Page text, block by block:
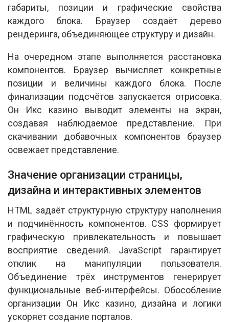
габариты, позиции и графические свойства
каждого блока. Браузер создаёт дерево
рендеринга, объединяющее структуру и дизайн.
На очередном этапе выполняется расстановка
компонентов. Браузер вычисляет конкретные
позиции и величины каждого блока. После
финализации подсчётов запускается отрисовка.
Он Икс казино выводит элементы на экран,
создавая наблюдаемое представление. При
скачивании добавочных компонентов браузер
освежает представление.
Значение организации страницы,
дизайна и интерактивных элементов
HTML задаёт структурную структуру наполнения
и подчинённость компонентов. CSS формирует
графическую привлекательность и повышает
восприятие сведений. JavaScript гарантирует
отклик на манипуляции пользователя.
Объединение трёх инструментов генерирует
функциональные веб-интерфейсы. Обособление
организации Он Икс казино, дизайна и логики
ускоряет создание порталов.